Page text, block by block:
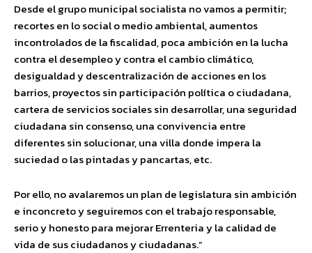
Desde el grupo municipal socialista no vamos a permitir;
recortes en lo social o medio ambiental, aumentos
incontrolados de la fiscalidad, poca ambición en la lucha
contra el desempleo y contra el cambio climático,
desigualdad y descentralización de acciones en los
barrios, proyectos sin participación política o ciudadana,
cartera de servicios sociales sin desarrollar, una seguridad
ciudadana sin consenso, una convivencia entre
diferentes sin solucionar, una villa donde impera la
suciedad o las pintadas y pancartas, etc.
Por ello, no avalaremos un plan de legislatura sin ambición
e inconcreto y seguiremos con el trabajo responsable,
serio y honesto para mejorar Errenteria y la calidad de
vida de sus ciudadanos y ciudadanas.”